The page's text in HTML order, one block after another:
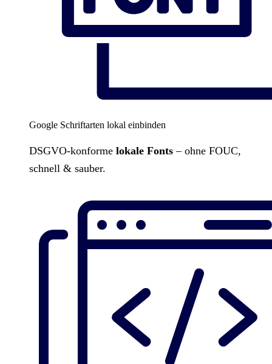
Google Schriftarten lokal einbinden
DSGVO-konforme lokale Fonts – ohne FOUC,
schnell & sauber.